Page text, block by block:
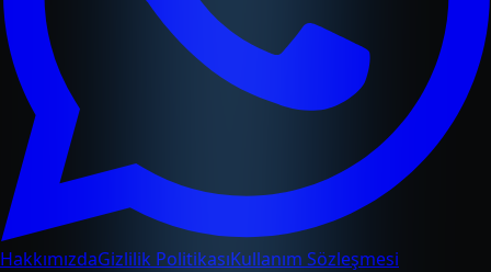
HakkımızdaGizlilik PolitikasıKullanım Sözleşmesi